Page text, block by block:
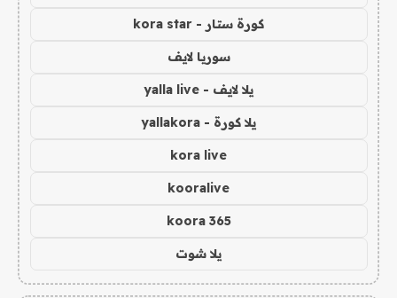
كورة ستار - kora star
سوريا لايف
يلا لايف - yalla live
يلا كورة - yallakora
kora live
kooralive
koora 365
يلا شوت